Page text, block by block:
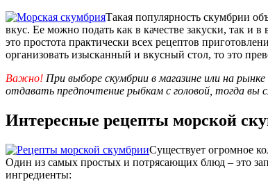
Такая популярность скумбрии
вкус. Ее можно подать как в качестве закуски, так и
это простота практически всех рецептов
организовать изысканный и вкусный стол, то это
Важно! При выборе скумбрии в магазине или на
отдавать предпочтение рыбкам с головой, тогда вы
Интересные рецепты морской
Существует огромное
Один из самых простых и потрясающих блюд – это
ингредиенты: